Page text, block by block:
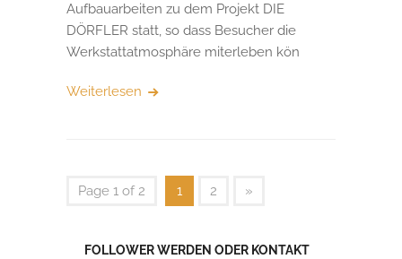
Aufbauarbeiten zu dem Projekt DIE
DÖRFLER statt, so dass Besucher die
Werkstattatmosphäre miterleben kön
Weiterlesen
Page 1 of 2 1 2 »
FOLLOWER WERDEN ODER KONTAKT